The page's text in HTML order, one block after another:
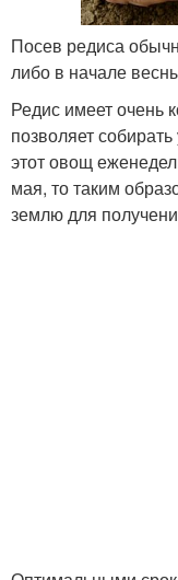
Посев редиса
либо в начале
Редис имеет очень
позволяет
этот овощ
мая, то таким
землю для